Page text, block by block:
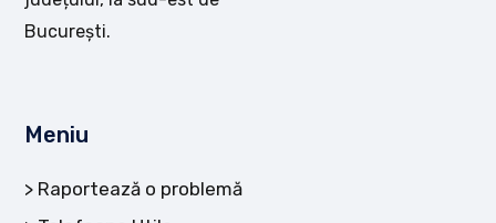
București.
Meniu
Raportează o problemă